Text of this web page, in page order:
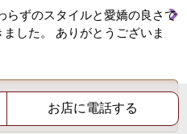
らずのスタイルと愛嬌の良さで
した。 ありがとうございま
ったです！またタイミング
してください！
お店に電話する